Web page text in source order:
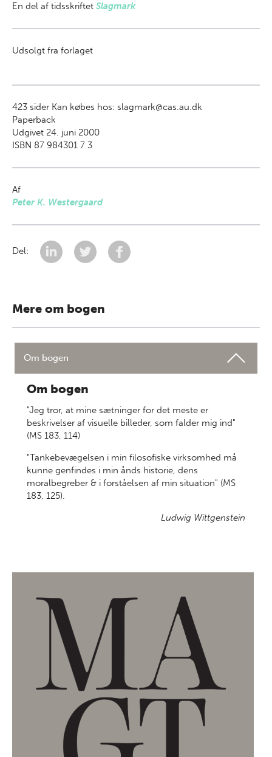
En del af tidsskriftet Slagmark
Udsolgt fra forlaget
423 sider Kan købes hos: slagmark@cas.au.dk
Paperback
Udgivet 24. juni 2000
ISBN 87 984301 7 3
Af
Peter K. Westergaard
Del:
Mere om bogen
Om bogen
Om bogen
"Jeg tror, at mine sætninger for det meste er
beskrivelser af visuelle billeder, som falder mig ind"
(MS 183, 114)
"Tankebevægelsen i min filosofiske virksomhed må
kunne genfindes i min ånds historie, dens
moralbegreber & i forståelsen af min situation" (MS
183, 125).
Ludwig Wittgenstein